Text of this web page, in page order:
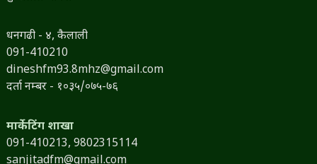
धनगढी - ४, कैलाली
091-410210
dineshfm93.8mhz@gmail.com
दर्ता नम्बर - १०३५/०७५-७६
मार्केटिंग शाखा
091-410213, 9802315114
sanjitadfm@gmail.com